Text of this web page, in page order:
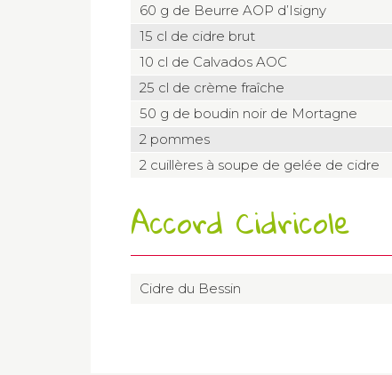
60 g de Beurre AOP d’Isigny
15 cl de cidre brut
10 cl de Calvados AOC
25 cl de crème fraîche
50 g de boudin noir de Mortagne
2 pommes
2 cuillères à soupe de gelée de cidre
Accord Cidricole
Cidre du Bessin